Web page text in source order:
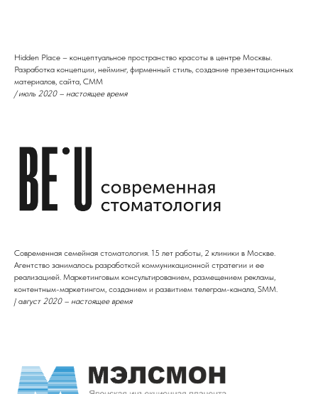
Hidden Place – концептуальное пространство красоты в центре Москвы.
Разработка концепции, нейминг, фирменный стиль, создание презентационных
материалов, сайта, СММ
/ июль 2020 – настоящее время
Современная семейная стоматология. 15 лет работы, 2 клиники в Москве.
Агентство занималось разработкой коммуникационной стратегии и ее
реализацией. Маркетинговым консультированием, размещением рекламы,
контентным-маркетингом, созданием и развитием телеграм-канала, SMM.
/ август 2020 – настоящее время